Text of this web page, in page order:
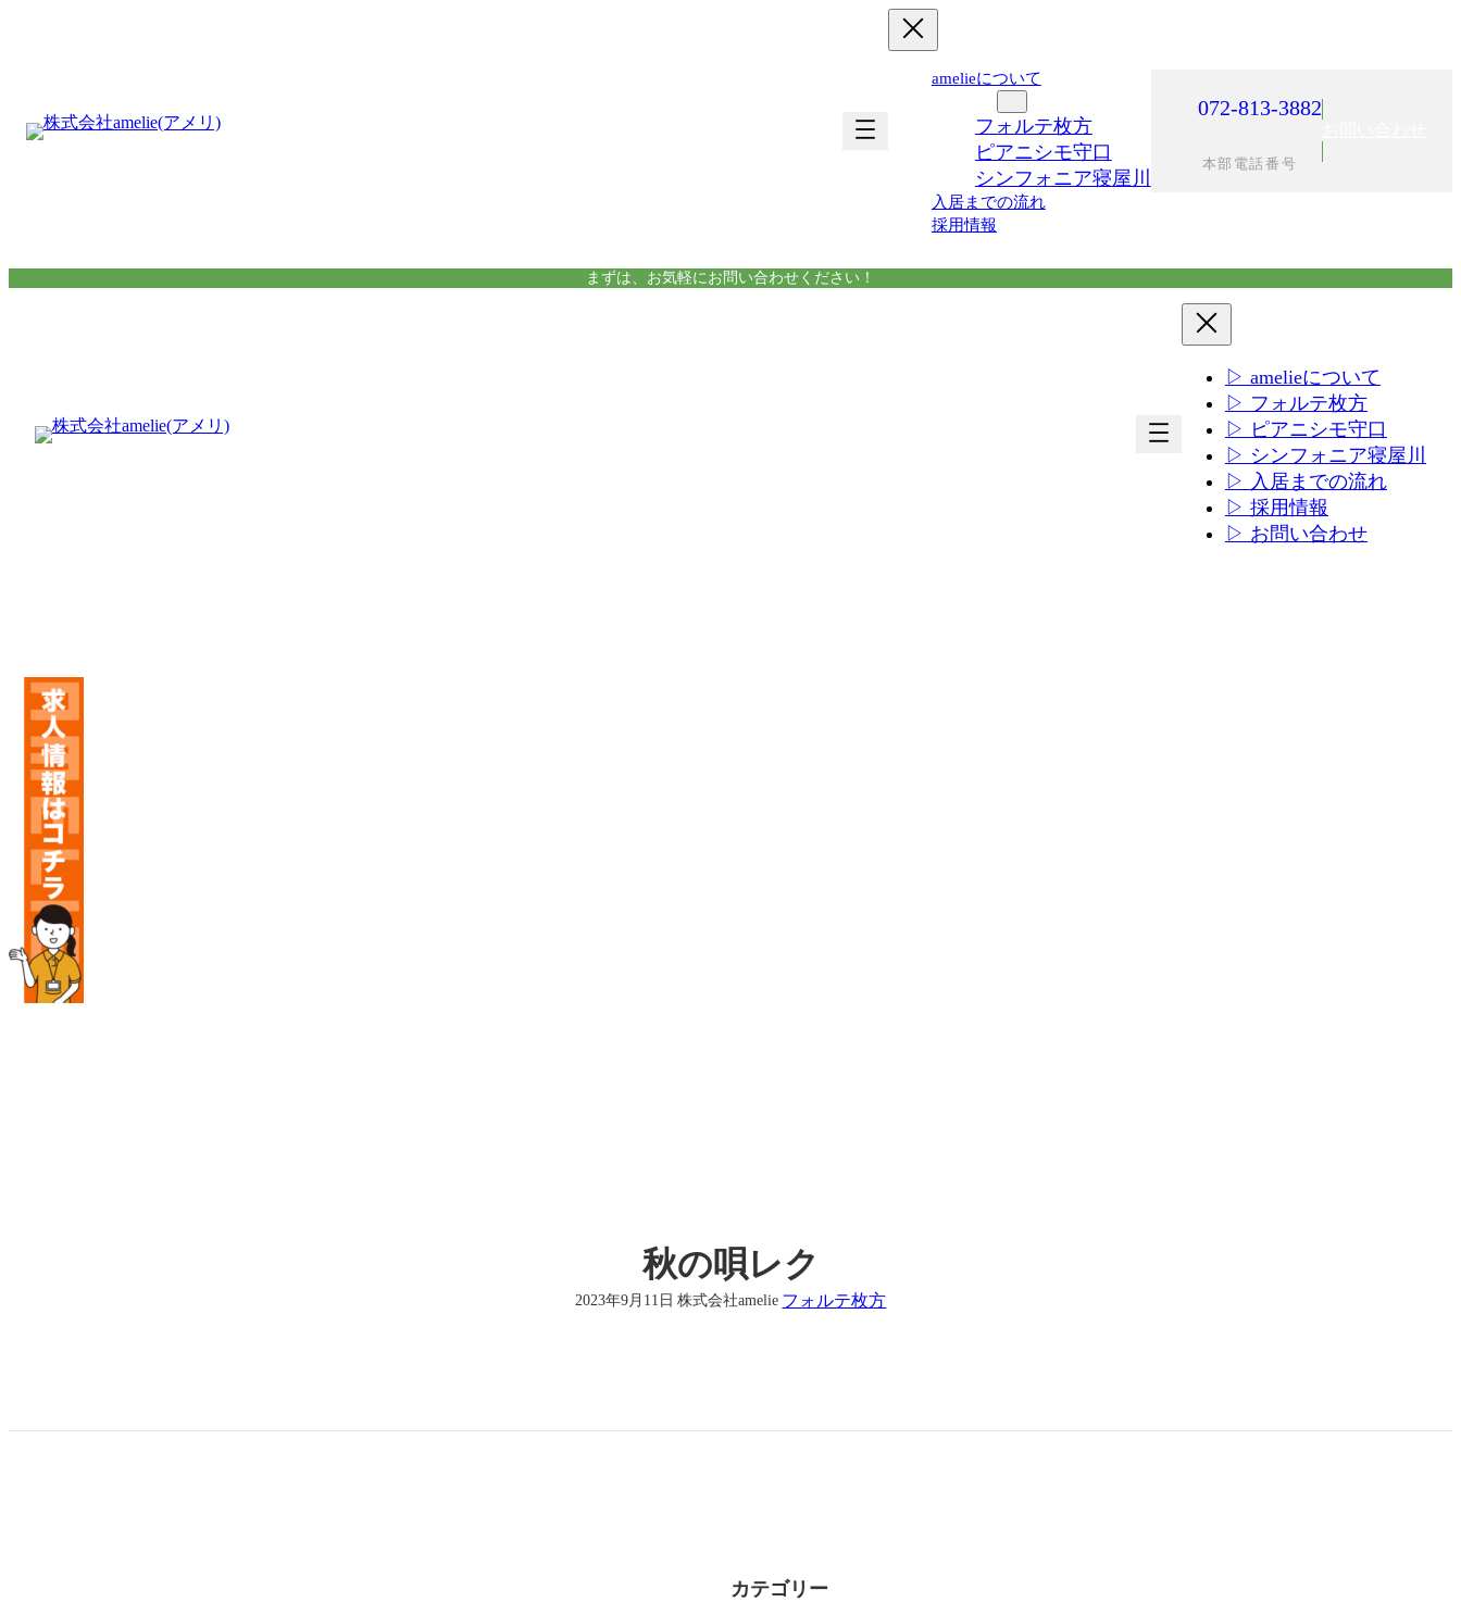
amelieについて
フォルテ枚方
ピアニシモ守口
シンフォニア寝屋川
入居までの流れ
採用情報
072-813-3882
本部電話番号
まずは、お気軽にお問い合わせください！
▷ amelieについて
▷ フォルテ枚方
▷ ピアニシモ守口
▷ シンフォニア寝屋川
▷ 入居までの流れ
▷ 採用情報
▷ お問い合わせ
秋の唄レク
2023年9月11日 株式会社amelie フォルテ枚方
カテゴリー